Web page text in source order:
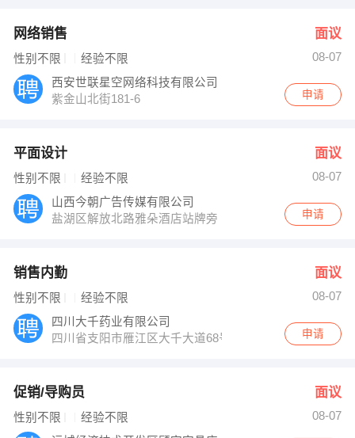
网络销售 面议
性别不限 经验不限
08-07
西安世联星空网络科技有限公司
紫金山北街181-6
申请
平面设计 面议
性别不限 经验不限
08-07
山西今朝广告传媒有限公司
盐湖区解放北路雅朵酒店站牌旁
申请
销售内勤 面议
性别不限 经验不限
08-07
四川大千药业有限公司
四川省支阳市雁江区大千大道68号
申请
促销/导购员 面议
性别不限 经验不限
08-07